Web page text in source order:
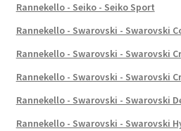
Rannekello - Seiko - Seiko Sport
Rannekello - Swarovski - Swarovski
Rannekello - Swarovski - Swarovski
Rannekello - Swarovski - Swarovski
Rannekello - Swarovski - Swarovski
Rannekello - Swarovski - Swarovski